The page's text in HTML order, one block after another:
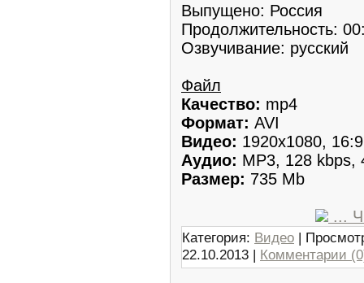
Выпущено: Россия
Прoдолжительность:
Озвучивaние: русский
Файл
Качeство: mp4
Фoрмат: AVI
Видео: 1920x1080,
Аудиo: MP3, 128 kbps,
Рaзмер: 735 Mb
...
Категория: Видео |
22.10.2013 | Комментарии